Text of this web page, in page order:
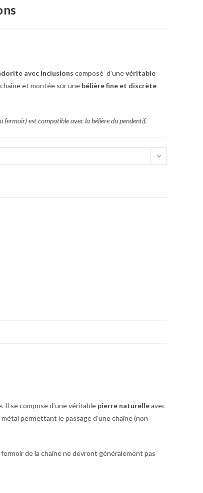
avec inclusions composé d’unevéritable
et montée sur une bélière fine et discrète
fermoir) est compatible avec la bélière du pendentif.
se compose d’une véritable pierre naturelleavec
permettant le passage d’une chaîne (non
de la chaîne ne devront généralement pas